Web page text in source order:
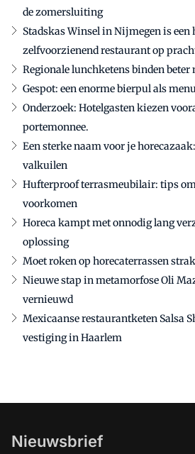
de zomersluiting
Stadskas Winsel in Nijmegen is een
zelfvoorzienend restaurant op
Regionale lunchketens binden beter
Gespot: een enorme bierpul als
Onderzoek: Hotelgasten kiezen
portemonnee.
Een sterke naam voor je
valkuilen
Hufterproof terrasmeubilair: tips
voorkomen
Horeca kampt met onnodig lang
oplossing
Moet roken op horecaterrassen
Nieuwe stap in metamorfose Oli
vernieuwd
Mexicaanse restaurantketen Salsa
vestiging in Haarlem
Nieuwsbrief